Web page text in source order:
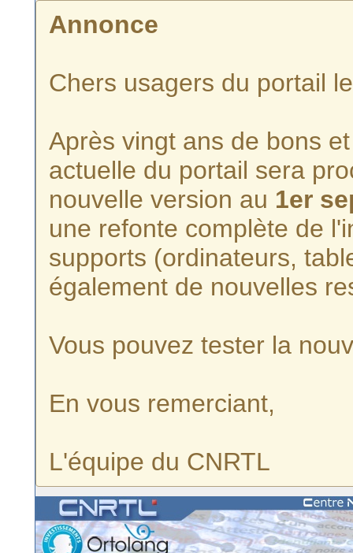
Annonce
Chers usagers du portail
Après vingt ans de bons
actuelle du portail sera
nouvelle version au 1er
une refonte complète de
supports (ordinateurs,
également de nouvelles
Vous pouvez tester la
En vous remerciant,
L'équipe du CNRTL